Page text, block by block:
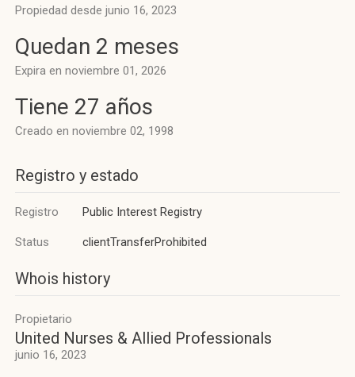
Propiedad desde junio 16, 2023
Quedan 2 meses
Expira en noviembre 01, 2026
Tiene 27 años
Creado en noviembre 02, 1998
Registro y estado
Registro Public Interest Registry
Status clientTransferProhibited
Whois history
Propietario
United Nurses & Allied Professionals
junio 16, 2023